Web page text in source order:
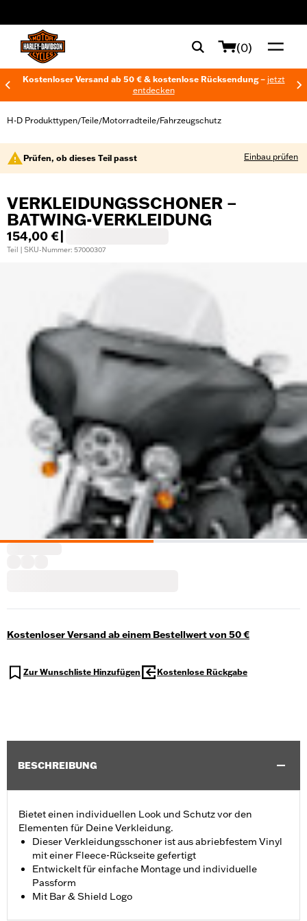
(0)
Kostenloser Versand ab 50 € & kostenlose Rücksendung – jetzt
entdecken
H-D Produkttypen/Teile/Motorradteile/Fahrzeugschutz
Prüfen, ob dieses Teil passt Einbau prüfen
VERKLEIDUNGSSCHONER –
BATWING-VERKLEIDUNG
154,00 €
Teil | SKU-Nummer: 57000307
Kostenloser Versand ab einem Bestellwert von 50 €
Zur Wunschliste Hinzufügen Kostenlose Rückgabe
BESCHREIBUNG
Bietet einen individuellen Look und Schutz vor den
Elementen für Deine Verkleidung.
Dieser Verkleidungsschoner ist aus abriebfestem Vinyl
mit einer Fleece-Rückseite gefertigt
Entwickelt für einfache Montage und individuelle
Passform
Mit Bar & Shield Logo